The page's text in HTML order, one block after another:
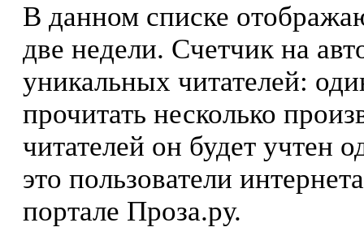
В данном списке
две недели. Счетчик на
уникальных читателей:
прочитать несколько
читателей он будет учтен
это пользователи
портале Проза.ру.